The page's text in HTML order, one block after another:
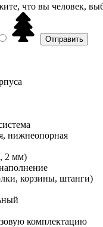
что вы человек,
нижнеопорная
2 мм)
корзины, штанги)
комплектацию